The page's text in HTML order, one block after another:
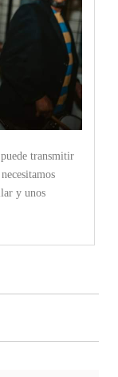
transmitir
y unos